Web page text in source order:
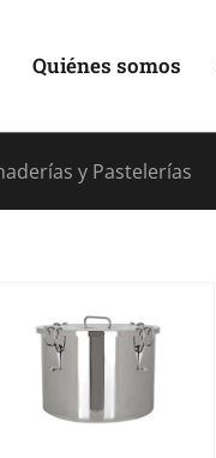
Quiénes somos
y Pastelerías